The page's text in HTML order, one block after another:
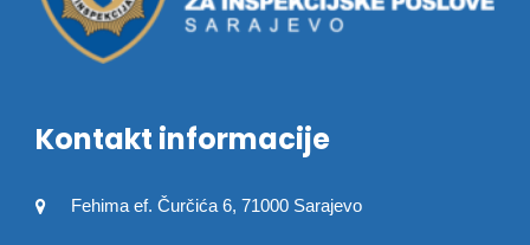
Kontakt informacije
Fehima ef. Čurčića 6, 71000 Sarajevo